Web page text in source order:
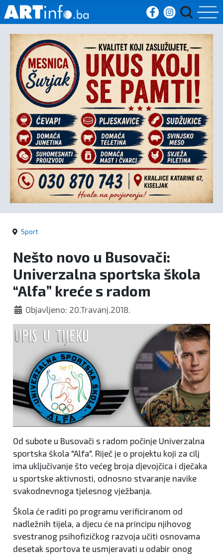
Početna
Vijesti
Sport
Kultura
Crna
kronika
Politika
Sport
Nešto novo u Busovači:
Univerzalna sportska škola
“Alfa” kreće s radom
Objavljeno: 20.Travanj.2018.
Od subote u Busovači s radom počinje Univerzalna
sportska škola "Alfa". Riječ je o projektu koji za cilj
ima uključivanje što većeg broja djevojčica i dječaka
u sportske aktivnosti, odnosno stvaranje navike
svakodnevnoga tjelesnog vježbanja.
Škola će raditi po programu verificiranom od
nadležnih tijela, a djecu će na principu njihovog
svestranog psihofizičkog razvoja učiti osnovama
desetak sportova te usmjeravati u odabir onog